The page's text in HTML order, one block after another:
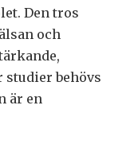
Den tros
och
studier behövs
är en